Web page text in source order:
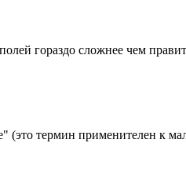
гораздо сложнее чем
термин применителен к